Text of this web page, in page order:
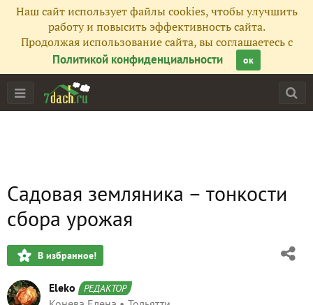
Наш сайт использует файлы cookies, чтобы улучшить
работу и повысить эффективность сайта.
Продолжая использование сайта, вы соглашаетесь с
Политикой конфиденциальности
ок
Садовая земляника – тонкости
сбора урожая
В избранное!
Eleko РЕДАКТОР